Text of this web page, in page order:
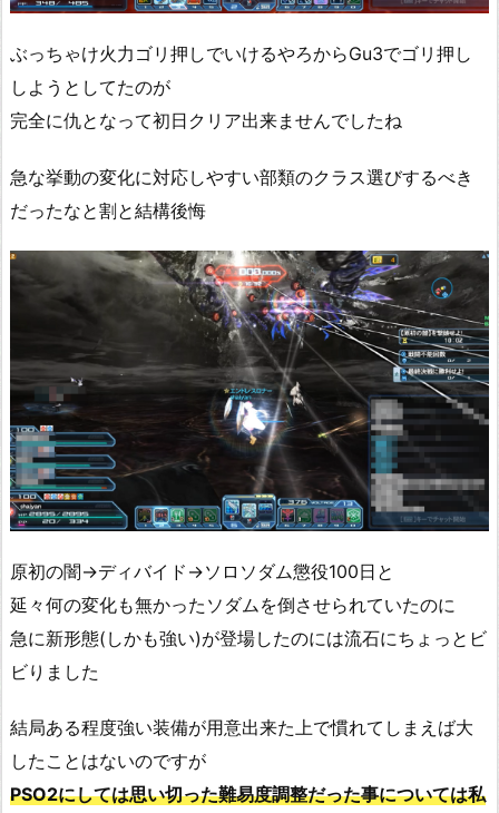
ぶっちゃけ火力ゴリ押しでいけるやろからGu3でゴリ押し
しようとしてたのが
完全に仇となって初日クリア出来ませんでしたね
急な挙動の変化に対応しやすい部類のクラス選びするべき
だったなと割と結構後悔
原初の闇→ディバイド→ソロソダム懲役100日と
延々何の変化も無かったソダムを倒させられていたのに
急に新形態(しかも強い)が登場したのには流石にちょっとビ
ビりました
結局ある程度強い装備が用意出来た上で慣れてしまえば大
したことはないのですが
PSO2にしては思い切った難易度調整だった事については私